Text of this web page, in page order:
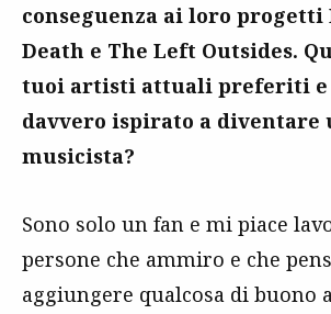
conseguenza ai loro progetti
Death e The Left Outsides.
tuoi artisti attuali preferiti e
davvero ispirato a diventare
musicista?
Sono solo un fan e mi piace
persone che ammiro e che
aggiungere qualcosa di buono